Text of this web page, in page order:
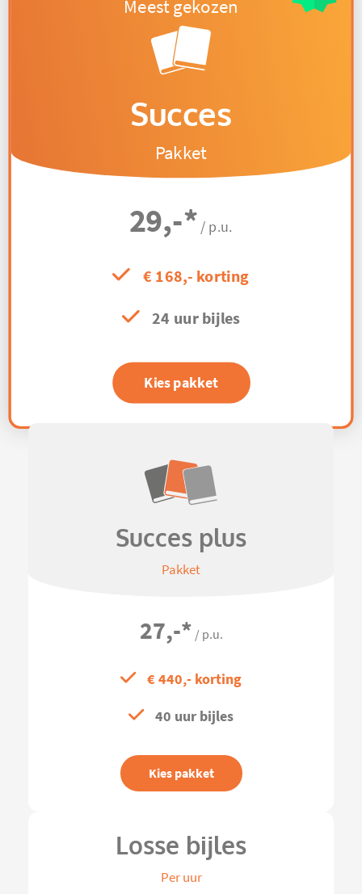
Succes
Pakket
29,-* / p.u.
€ 168,- korting
24 uur bijles
Kies pakket
Succes plus
Pakket
27,-* / p.u.
€ 440,- korting
40 uur bijles
Kies pakket
Losse bijles
Per uur